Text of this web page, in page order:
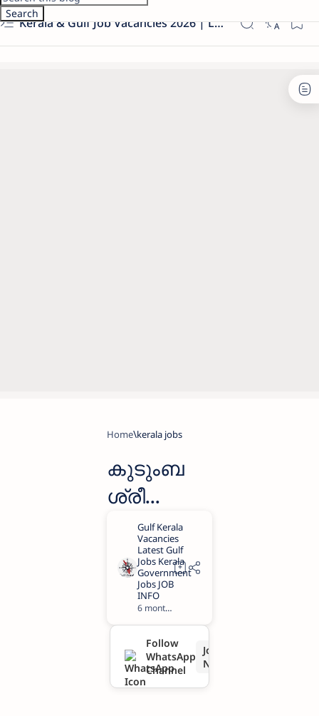
Kerala & Gulf Job Vacancies 2026 | Latest Govt & Private Jobs
Home kerala jobs
കുടുംബ
ശ്രീ
ബ്രോയില
ർ ഫാർമേഴ്സ്
പ്രൊ
ഡ്യൂസർ
കമ്പനി
ലിമിറ്റഡിൽ
ജോലി
6 months ago
Follow
WhatsApp
Channel
Join
Now